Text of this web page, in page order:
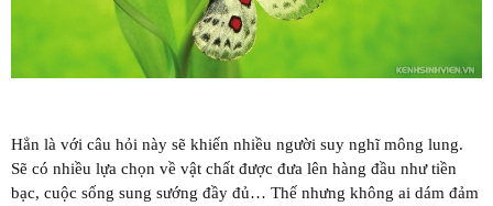
Hẳn là với câu hỏi này sẽ khiến nhiều người suy nghĩ mông lung.
Sẽ có nhiều lựa chọn về vật chất được đưa lên hàng đầu như tiền
bạc, cuộc sống sung sướng đầy đủ… Thế nhưng không ai dám đảm